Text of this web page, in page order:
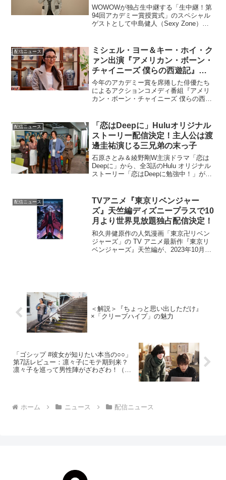
WOWOWが独占生中継する「生中継！第
94回アカデミー賞授賞式」のスペシャル
ゲストとして中島健人（Sexy Zone）の
ー賞直前総予想」では中島がMCを務め
る...
配信ニュース
ミシェル・ヨー＆キー・ホイ・ク
ァン出演『アメリカン・ボーン・
チャイニーズ 僕らの西遊記』デ
ィズニープラスで5月24日配信開
始！
今年のアカデミー賞を席捲した俳優たち
によるアクションコメディ番組『アメリ
カン・ボーン・チャイニーズ 僕らの西遊
5月24日（水）より全8話一挙独占配信さ
れるこ...
配信ニュース
「恋はDeepに」Huluオリジナル
ストーリー配信決定！主人公は渡
邊圭祐演じる三兄弟の末っ子
石原さとみ＆綾野剛W主演ドラマ「恋は
Deepに」から、全3話のHulu オリジナル
ストーリー「恋はDeepに勉強中！」が誕
う深～いラブコメディを、2021年 5月5日
（...
配信ニュース
TVアニメ『東京リベンジャー
ズ』天竺編ディズニープラスで10
月より世界見放題独占配信決定！
和久井健原作の人気漫画「東京卍リベン
ジャーズ」の TV アニメ最新作『東京リ
ベンジャーズ』天竺編が、2023年10月よ
＜解説＞『ちょっと思い出しただけ』
×「クリープハイプ」の魅力
「ゴシップ #彼女が知りたい本当の○○」
第7話レビュー：凛々子にモテ期到来？
凛々子を巡って男性陣がざわざわ！（※
ホーム ニュース 配信ニュース